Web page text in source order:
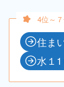
4位～７
住ま
水１